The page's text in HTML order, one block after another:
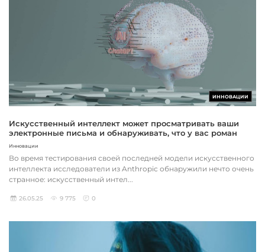
ИННОВАЦИИ
Искусственный интеллект может просматривать ваши
электронные письма и обнаруживать, что у вас роман
Инновации
Во время тестирования своей последней модели искусственного
интеллекта исследователи из Anthropic обнаружили нечто очень
странное: искусственный интел...
26.05.25 9 775 0